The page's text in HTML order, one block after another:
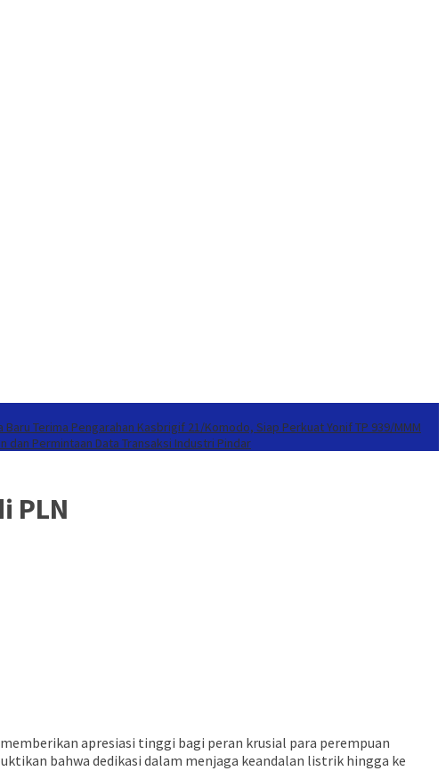
Baru Terima Pengarahan Kasbrigif 21/Komodo, Siap Perkuat Yonif TP 939/MMM
dan Permintaan Data Transaksi Industri Pindar
PLN
apresiasi tinggi bagi peran krusial para perempuan
bahwa dedikasi dalam menjaga keandalan listrik hingga ke